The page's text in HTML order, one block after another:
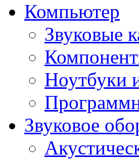
Компьютер
Звуковые
Ноутбуки
Звуковое